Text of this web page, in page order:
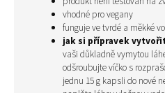
vhodné pro vegany
funguje ve tvrdé a měkké
jak si přípravek
vaši důkladně vymytou
odšroubujte víčko s
jednu 15 g kapsli do nové